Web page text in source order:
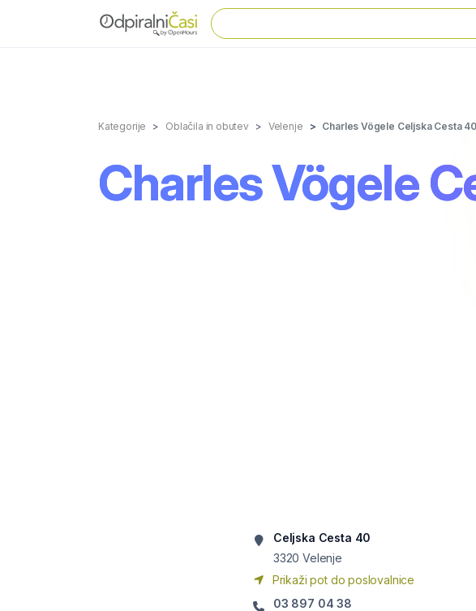
Kategorije Oblačila in obutev Velenje Charles Vögele Celjska Cesta 40
Charles Vögele
Celjska Cesta 40
3320 Velenje
Prikaži pot do poslovalnice
03 897 04 38